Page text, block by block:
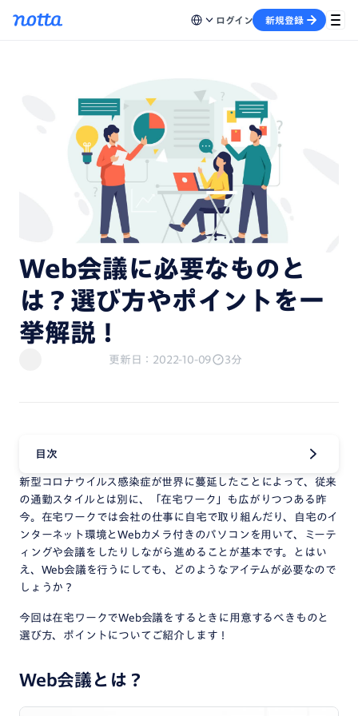
ログイン 新規登録
Web会議に必要なものと
は？選び方やポイントを一
挙解説！
更新日：2022-10-09 3分
目次
新型コロナウイルス感染症が世界に蔓延したことによって、従来
の通勤スタイルとは別に、「在宅ワーク」も広がりつつある昨
今。在宅ワークでは会社の仕事に自宅で取り組んだり、自宅のイ
ンターネット環境とWebカメラ付きのパソコンを用いて、ミーテ
ィングや会議をしたりしながら進めることが基本です。とはい
え、Web会議を行うにしても、どのようなアイテムが必要なので
しょうか？
今回は在宅ワークでWeb会議をするときに用意するべきものと
選び方、ポイントについてご紹介します！
Web会議とは？